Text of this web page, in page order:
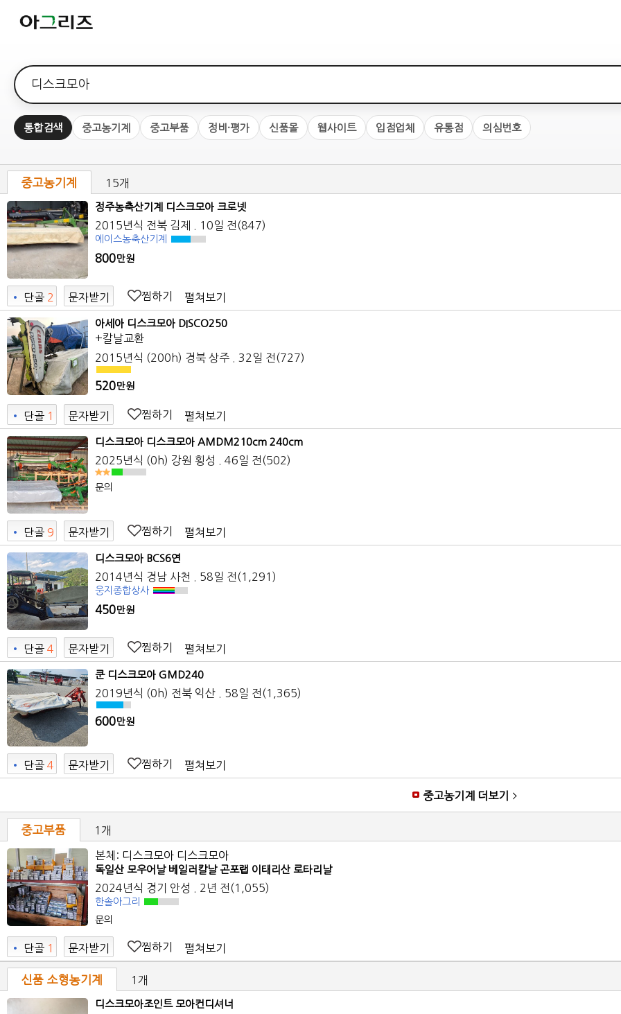
검색어
통합검색 중고농기계 중고부품 정비·평가 신품몰 웹사이트 입점업체 유통점 의심번호
중고농기계 15개
정주농축산기계 디스크모아 크로넷
2015년식 전북 김제 . 10일 전(847)
에이스농축산기계
800만원
• 단골 2 문자받기 찜하기 펼쳐보기
아세아 디스크모아 DISCO250
+칼날교환
2015년식 (200h) 경북 상주 . 32일 전(727)
520만원
• 단골 1 문자받기 찜하기 펼쳐보기
디스크모아 디스크모아 AMDM210cm 240cm
2025년식 (0h) 강원 횡성 . 46일 전(502)
문의
• 단골 9 문자받기 찜하기 펼쳐보기
디스크모아 BCS6연
2014년식 경남 사천 . 58일 전(1,291)
웅지종합상사
450만원
• 단골 4 문자받기 찜하기 펼쳐보기
쿤 디스크모아 GMD240
2019년식 (0h) 전북 익산 . 58일 전(1,365)
600만원
• 단골 4 문자받기 찜하기 펼쳐보기
중고농기계 더보기
중고부품 1개
본체: 디스크모아 디스크모아
독일산 모우어날 베일러칼날 곤포랩 이태리산 로타리날
2024년식 경기 안성 . 2년 전(1,055)
한솔아그리
문의
• 단골 1 문자받기 찜하기 펼쳐보기
신품 소형농기계 1개
디스크모아조인트 모아컨디셔너